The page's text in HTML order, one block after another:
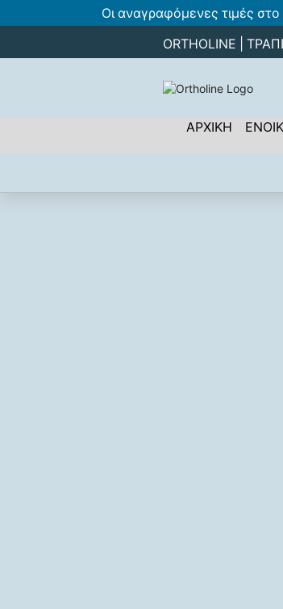
Οι αναγραφόμενες τιμές
ORTHOLINE |
ΑΡΧΙΚΗ